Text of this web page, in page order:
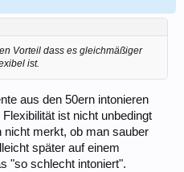
Vorteil dass es gleichmäßiger
ist.
aus den 50ern intonieren
ist nicht unbedingt
nicht merkt, ob man sauber
später auf einem
"so schlecht intoniert".